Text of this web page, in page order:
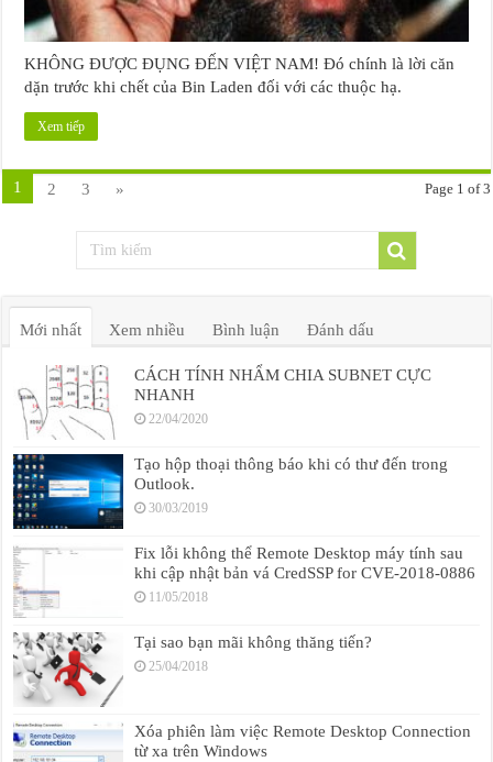
KHÔNG ĐƯỢC ĐỤNG ĐẾN VIỆT NAM! Đó chính là lời căn
dặn trước khi chết của Bin Laden đối với các thuộc hạ.
Xem tiếp
Page 1 of 3
1 2 3 »
Mới nhất Xem nhiều Bình luận Đánh dấu
CÁCH TÍNH NHẨM CHIA SUBNET CỰC
NHANH
22/04/2020
Tạo hộp thoại thông báo khi có thư đến trong
Outlook.
30/03/2019
Fix lỗi không thể Remote Desktop máy tính sau
khi cập nhật bản vá CredSSP for CVE-2018-0886
11/05/2018
Tại sao bạn mãi không thăng tiến?
25/04/2018
Xóa phiên làm việc Remote Desktop Connection
từ xa trên Windows